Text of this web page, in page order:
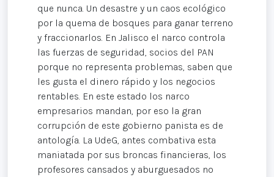
que nunca. Un desastre y un caos ecológico
por la quema de bosques para ganar terreno
y fraccionarlos. En Jalisco el narco controla
las fuerzas de seguridad, socios del PAN
porque no representa problemas, saben que
les gusta el dinero rápido y los negocios
rentables. En este estado los narco
empresarios mandan, por eso la gran
corrupción de este gobierno panista es de
antología. La UdeG, antes combativa esta
maniatada por sus broncas financieras, los
profesores cansados y aburguesados no